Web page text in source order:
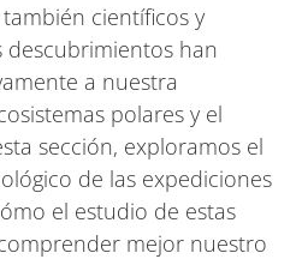
científicos y
descubrimientos han
a nuestra
polares y el
sección, exploramos el
de las expediciones
el estudio de estas
mejor nuestro